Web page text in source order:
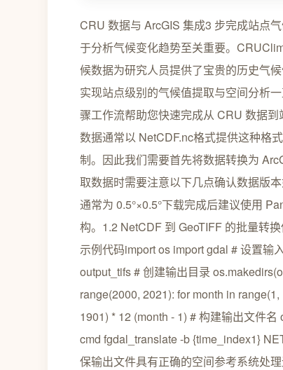
CRU 数据与 ArcGIS 集成3 步完成站点
于分析气候变化趋势至关重要。
候数据为研究人员提供了宝贵的历史气
实现站点级别的气候值提取与空间分析
骤工作流帮助您快速完成从 CRU 数据
数据通常以 NetCDF.nc格式提供这种格
制。因此我们需要首先将数据转换为
取数据时需要注意以下几点确认数据版
通常为 0.5°×0.5°下载完成后建议使用
构。1.2 NetCDF 到 GeoTIFF 的批量转
示例代码import os import gdal # 设置输
output_tifs # 创建输出目录
range(2000, 2021): for month in
1901) * 12 (month - 1) # 构建输出文件
cmd fgdal_translate -b {time_index1}
保输出文件具有正确的空间参考系统处